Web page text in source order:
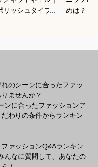
リッシュタイプで
めは？
のシーンに合ったファッ
ませんか？
ンに合ったファッションア
わりの条件からランキン
ァッションQ&Aランキン
んなに質問して、あなたの